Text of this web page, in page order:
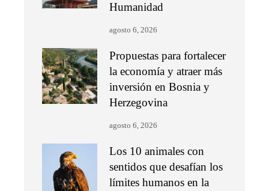
Humanidad
agosto 6, 2026
Propuestas para fortalecer
la economía y atraer más
inversión en Bosnia y
Herzegovina
agosto 6, 2026
Los 10 animales con
sentidos que desafían los
límites humanos en la